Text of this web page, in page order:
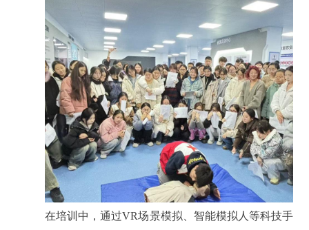
在培训中，通过VR场景模拟、智能模拟人等科技手